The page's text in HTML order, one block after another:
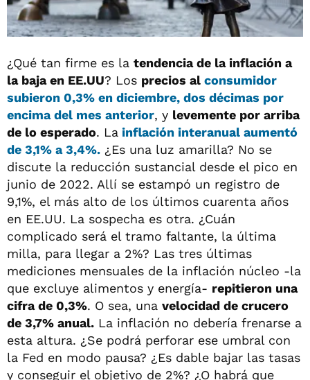
¿Qué tan firme es la tendencia de la inflación a
la baja en EE.UU? Los precios al consumidor
subieron 0,3% en diciembre, dos décimas por
encima del mes anterior, y levemente por arriba
de lo esperado. La inflación interanual aumentó
de 3,1% a 3,4%. ¿Es una luz amarilla? No se
discute la reducción sustancial desde el pico en
junio de 2022. Allí se estampó un registro de
9,1%, el más alto de los últimos cuarenta años
en EE.UU. La sospecha es otra. ¿Cuán
complicado será el tramo faltante, la última
milla, para llegar a 2%? Las tres últimas
mediciones mensuales de la inflación núcleo -la
que excluye alimentos y energía- repitieron una
cifra de 0,3%. O sea, una velocidad de crucero
de 3,7% anual. La inflación no debería frenarse a
esta altura. ¿Se podrá perforar ese umbral con
la Fed en modo pausa? ¿Es dable bajar las tasas
y conseguir el objetivo de 2%? ¿O habrá que